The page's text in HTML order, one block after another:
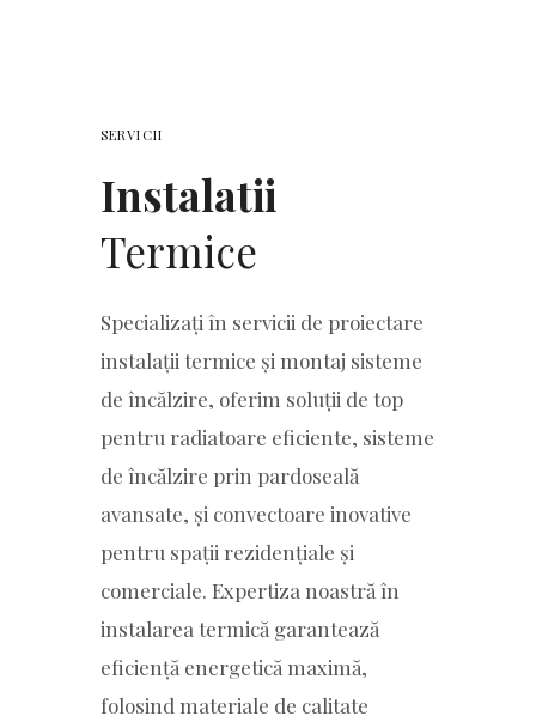
SERVICII
Instalatii
Termice
Specializați în servicii de proiectare
instalații termice și montaj sisteme
de încălzire, oferim soluții de top
pentru radiatoare eficiente, sisteme
de încălzire prin pardoseală
avansate, și convectoare inovative
pentru spații rezidențiale și
comerciale. Expertiza noastră în
instalarea termică garantează
eficiență energetică maximă,
folosind materiale de calitate